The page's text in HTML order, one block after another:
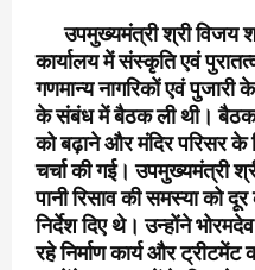
उपमुख्यमंत्री श्री विजय
कार्यालय में संस्कृति एवं
गणमान्य नागरिकों एवं पुजारी
के संबंध में बैठक ली थी।
को बढ़ाने और मंदिर परिसर के
चर्चा की गई। उपमुख्यमंत्री
पानी रिसाव की समस्या को
निर्देश दिए थे। उन्होंने
रहे निर्माण कार्य और ट्रीटमेंट